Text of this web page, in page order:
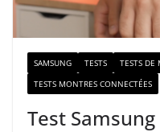
SAMSUNG TESTS
TESTS DE
TESTS MONTRES CONNECTÉES
Test Samsung